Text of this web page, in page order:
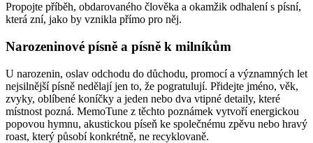
Propojte příběh, obdarovaného člověka a okamžik odhalení s písní,
která zní, jako by vznikla přímo pro něj.
Narozeninové písně a písně k milníkům
U narozenin, oslav odchodu do důchodu, promocí a významných let
nejsilnější písně nedělají jen to, že pogratulují. Přidejte jméno, věk,
zvyky, oblíbené koníčky a jeden nebo dva vtipné detaily, které
místnost pozná. MemoTune z těchto poznámek vytvoří energickou
popovou hymnu, akustickou píseň ke společnému zpěvu nebo hravý
roast, který působí konkrétně, ne recyklovaně.